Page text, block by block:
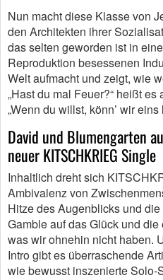
Nun macht diese Klasse von
den Architekten ihrer
das selten geworden ist in
Reproduktion besessenen
Welt aufmacht und zeigt, wie
„Hast du mal Feuer?“ heißt
„Wenn du willst, könn’ wir eins
David und Blumengarten
neuer KITSCHKRIEG Single
Inhaltlich dreht sich
Ambivalenz von
Hitze des Augenblicks und
Gamble auf das Glück und
was wir ohnehin nicht haben.
Intro gibt es überraschende
wie bewusst inszenierte Solo-